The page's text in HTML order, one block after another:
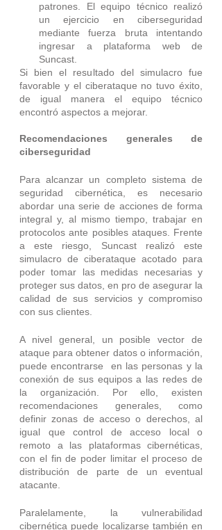
patrones. El equipo técnico realizó
un ejercicio en ciberseguridad
mediante fuerza bruta intentando
ingresar a plataforma web de
Suncast.
Si bien el resultado del simulacro fue
favorable y el ciberataque no tuvo éxito,
de igual manera el equipo técnico
encontró aspectos a mejorar.
Recomendaciones generales de
ciberseguridad
Para alcanzar un completo sistema de
seguridad cibernética, es necesario
abordar una serie de acciones de forma
integral y, al mismo tiempo, trabajar en
protocolos ante posibles ataques. Frente
a este riesgo, Suncast realizó este
simulacro de ciberataque acotado para
poder tomar las medidas necesarias y
proteger sus datos, en pro de asegurar la
calidad de sus servicios y compromiso
con sus clientes.
A nivel general, un posible vector de
ataque para obtener datos o información,
puede encontrarse  en las personas y la
conexión de sus equipos a las redes de
la organización. Por ello, existen
recomendaciones generales, como
definir zonas de acceso o derechos, al
igual que control de acceso local o
remoto a las plataformas cibernéticas,
con el fin de poder limitar el proceso de
distribución de parte de un eventual
atacante.
Paralelamente, la vulnerabilidad
cibernética puede localizarse también en